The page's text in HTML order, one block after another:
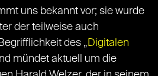
uns bekannt vor; sie wurde
der teilweise auch
des „Digitalen
mündet aktuell um die